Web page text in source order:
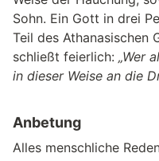
Sohn. Ein Gott in drei
Teil des Athanasischen
schließt feierlich: „Wer
in dieser Weise an die
Anbetung
Alles menschliche